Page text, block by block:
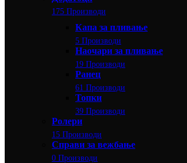
175 Производи
Капа за пливање
5 Производи
Наочари за пливање
19 Производи
Ранец
61 Производи
Топки
39 Производи
Ролери
15 Производи
Справи за вежбање
0 Производи